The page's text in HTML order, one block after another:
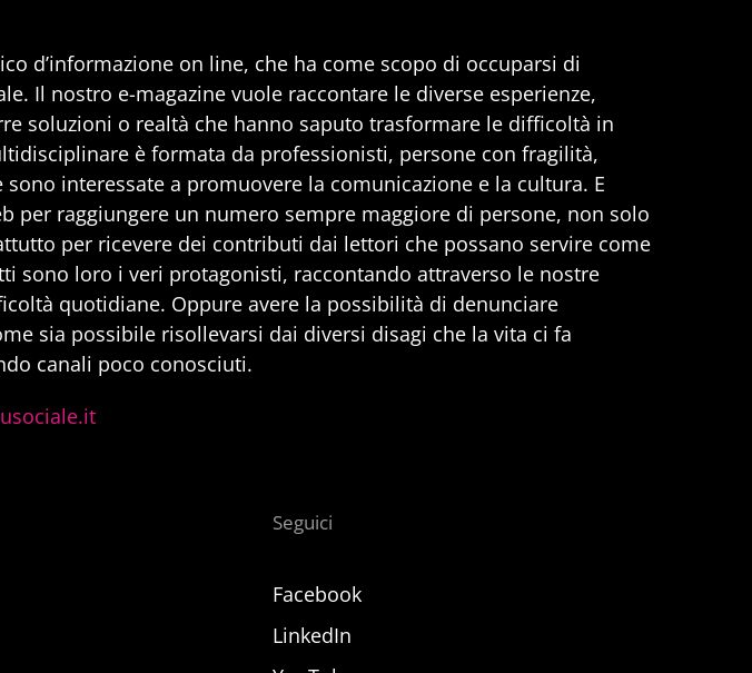
d’informazione on line, che ha come scopo di occuparsi di
Il nostro e-magazine vuole raccontare le diverse esperienze,
soluzioni o realtà che hanno saputo trasformare le difficoltà in
è formata da professionisti, persone con fragilità,
interessate a promuovere la comunicazione e la cultura. E
per raggiungere un numero sempre maggiore di persone, non solo
per ricevere dei contributi dai lettori che possano servire come
sono loro i veri protagonisti, raccontando attraverso le nostre
quotidiane. Oppure avere la possibilità di denunciare
sia possibile risollevarsi dai diversi disagi che la vita ci fa
canali poco conosciuti.
Seguici
Facebook
LinkedIn